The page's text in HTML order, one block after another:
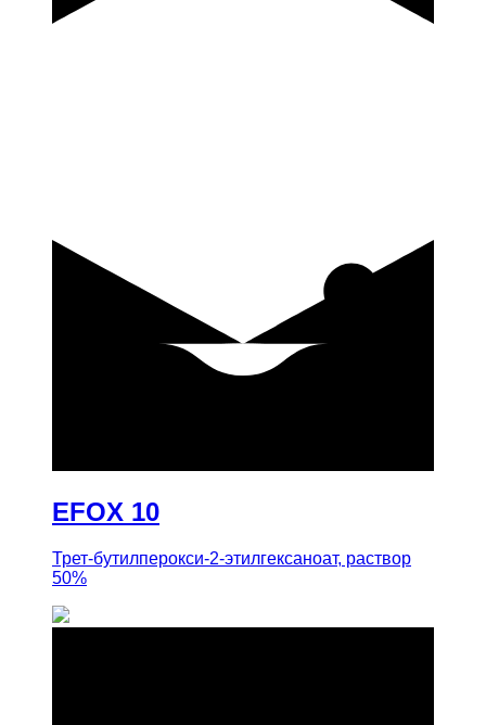
EFOX 10
Трет-бутилперокси-2-этилгексаноат, раствор
50%